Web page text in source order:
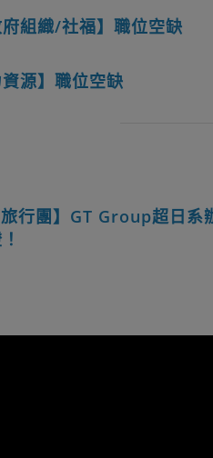
組織/社福】職位空缺
源】職位空缺
行團】GT Group超日